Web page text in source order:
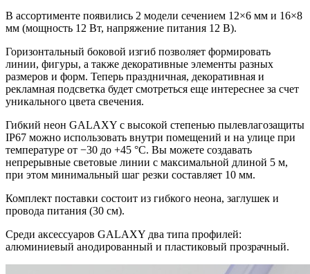
В ассортименте появились 2 модели сечением 12×6 мм и 16×8
мм (мощность 12 Вт, напряжение питания 12 В).
Горизонтальный боковой изгиб позволяет формировать
линии, фигуры, а также декоративные элементы разных
размеров и форм. Теперь праздничная, декоративная и
рекламная подсветка будет смотреться еще интереснее за счет
уникального цвета свечения.
Гибкий неон GALAXY c высокой степенью пылевлагозащиты
IP67 можно использовать внутри помещений и на улице при
температуре от −30 до +45 °C. Вы можете создавать
непрерывные световые линии с максимальной длиной 5 м,
при этом минимальный шаг резки составляет 10 мм.
Комплект поставки состоит из гибкого неона, заглушек и
провода питания (30 см).
Среди аксессуаров GALAXY два типа профилей:
алюминиевый анодированный и пластиковый прозрачный.